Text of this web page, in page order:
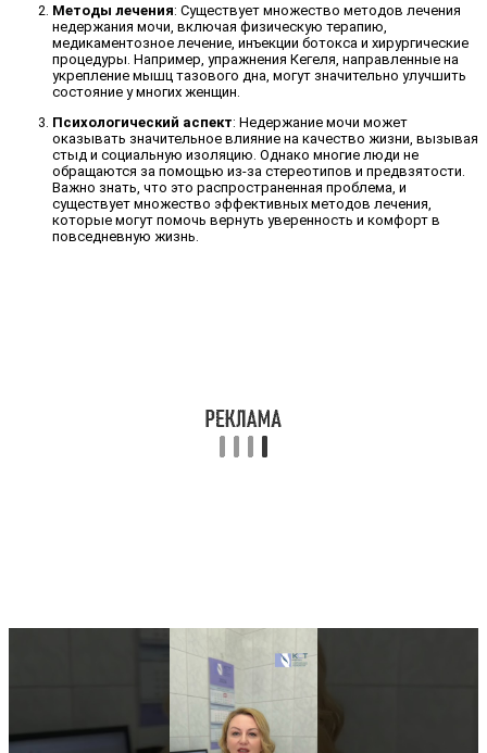
Методы лечения: Существует множество методов лечения
недержания мочи, включая физическую терапию,
медикаментозное лечение, инъекции ботокса и хирургические
процедуры. Например, упражнения Кегеля, направленные на
укрепление мышц тазового дна, могут значительно улучшить
состояние у многих женщин.
Психологический аспект: Недержание мочи может
оказывать значительное влияние на качество жизни, вызывая
стыд и социальную изоляцию. Однако многие люди не
обращаются за помощью из-за стереотипов и предвзятости.
Важно знать, что это распространенная проблема, и
существует множество эффективных методов лечения,
которые могут помочь вернуть уверенность и комфорт в
повседневную жизнь.